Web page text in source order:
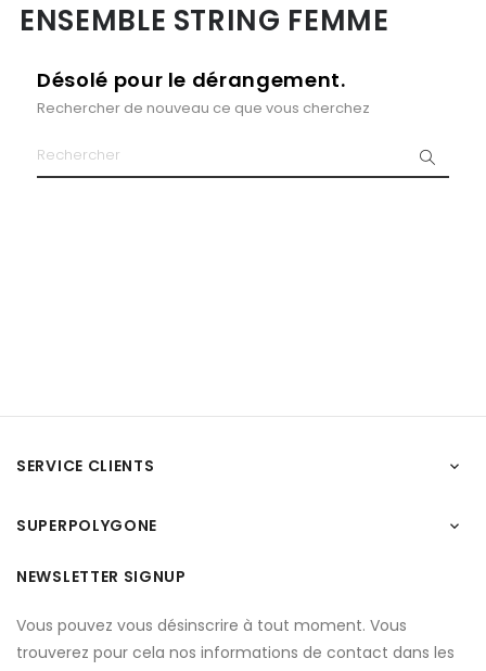
ENSEMBLE STRING FEMME
Désolé pour le dérangement.
Rechercher de nouveau ce que vous cherchez
SERVICE CLIENTS 
SUPERPOLYGONE 
NEWSLETTER SIGNUP
Vous pouvez vous désinscrire à tout moment. Vous
trouverez pour cela nos informations de contact dans les